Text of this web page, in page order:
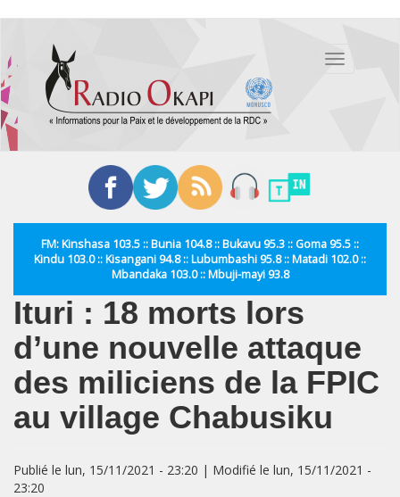
contenu
principal
Toggle
FM: Kinshasa 103.5 :: Bunia 104.8 :: Bukavu 95.3 :: Goma 95.5 ::
Kindu 103.0 :: Kisangani 94.8 :: Lubumbashi 95.8 :: Matadi 102.0 ::
Mbandaka 103.0 :: Mbuji-mayi 93.8
Ituri : 18 morts lors
d’une nouvelle attaque
des miliciens de la FPIC
au village Chabusiku
Publié le lun, 15/11/2021 - 23:20 | Modifié le lun, 15/11/2021 -
23:20